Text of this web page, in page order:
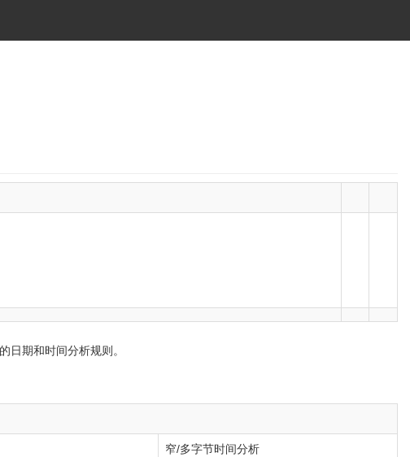
日期和时间分析规则。
窄/多字节时间分析